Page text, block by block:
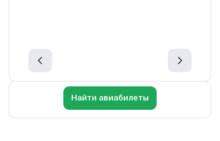
Найти авиабилеты